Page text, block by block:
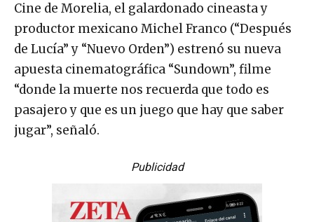
Cine de Morelia, el galardonado cineasta y
productor mexicano Michel Franco (“Después
de Lucía” y “Nuevo Orden”) estrenó su nueva
apuesta cinematográfica “Sundown”, filme
“donde la muerte nos recuerda que todo es
pasajero y que es un juego que hay que saber
jugar”, señaló.
Publicidad